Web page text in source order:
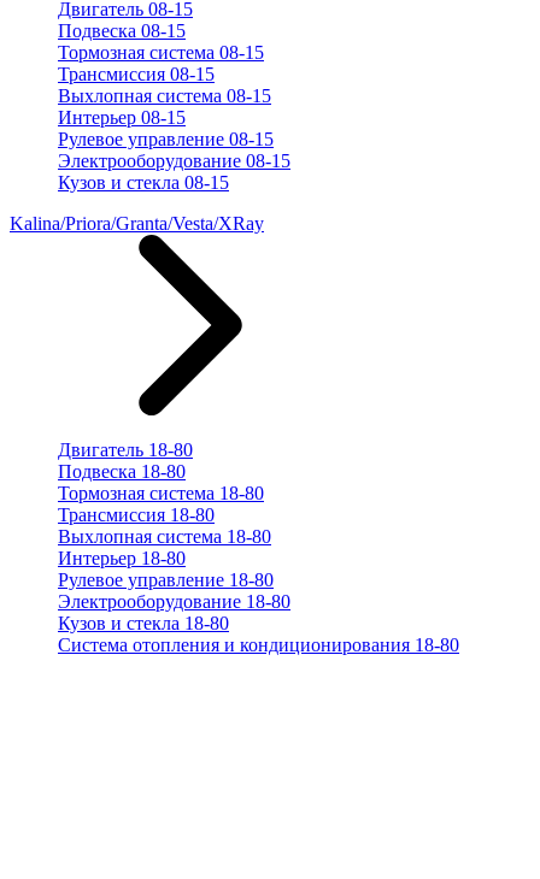
Двигатель 08-15
Подвеска 08-15
Тормозная система 08-15
Трансмиссия 08-15
Выхлопная система 08-15
Интерьер 08-15
Рулевое управление 08-15
Электрооборудование 08-15
Кузов и стекла 08-15
Kalina/Priora/Granta/Vesta/XRay
Двигатель 18-80
Подвеска 18-80
Тормозная система 18-80
Трансмиссия 18-80
Выхлопная система 18-80
Интерьер 18-80
Рулевое управление 18-80
Электрооборудование 18-80
Кузов и стекла 18-80
Система отопления и кондиционирования 18-80